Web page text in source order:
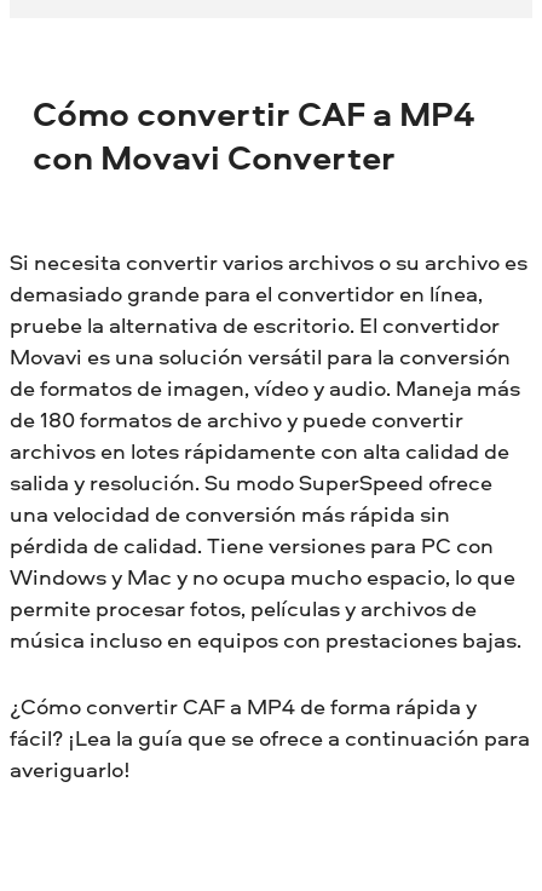
Cómo convertir CAF a MP4
con Movavi Converter
Si necesita convertir varios archivos o su archivo es
demasiado grande para el convertidor en línea,
pruebe la alternativa de escritorio. El convertidor
Movavi es una solución versátil para la conversión
de formatos de imagen, vídeo y audio. Maneja más
de 180 formatos de archivo y puede convertir
archivos en lotes rápidamente con alta calidad de
salida y resolución. Su modo SuperSpeed ofrece
una velocidad de conversión más rápida sin
pérdida de calidad. Tiene versiones para PC con
Windows y Mac y no ocupa mucho espacio, lo que
permite procesar fotos, películas y archivos de
música incluso en equipos con prestaciones bajas.
¿Cómo convertir CAF a MP4 de forma rápida y
fácil? ¡Lea la guía que se ofrece a continuación para
averiguarlo!